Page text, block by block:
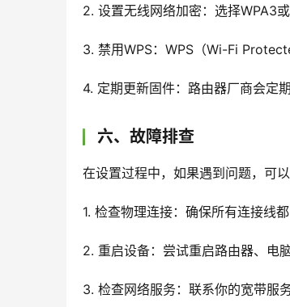
2. 设置无线网络加密：选择WPA3
3. 禁用WPS：WPS（Wi-Fi
4. 定期更新固件：路由器厂商会定
六、故障排查
在设置过程中，如果遇到问题，可
1. 检查物理连接：确保所有连接线
2. 重启设备：尝试重启路由器、电
3. 检查网络服务：联系你的宽带服